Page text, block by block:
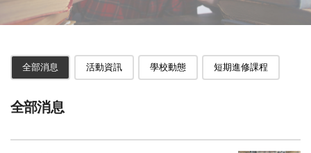
全部消息 活動資訊 學校動態 短期進修課程
全部消息